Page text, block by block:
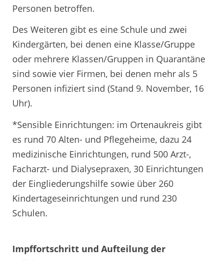
Personen betroffen.
Des Weiteren gibt es eine Schule und zwei
Kindergärten, bei denen eine Klasse/Gruppe
oder mehrere Klassen/Gruppen in Quarantäne
sind sowie vier Firmen, bei denen mehr als 5
Personen infiziert sind (Stand 9. November, 16
Uhr).
*Sensible Einrichtungen: im Ortenaukreis gibt
es rund 70 Alten- und Pflegeheime, dazu 24
medizinische Einrichtungen, rund 500 Arzt-,
Facharzt- und Dialysepraxen, 30 Einrichtungen
der Eingliederungshilfe sowie über 260
Kindertageseinrichtungen und rund 230
Schulen.
Impffortschritt und Aufteilung der